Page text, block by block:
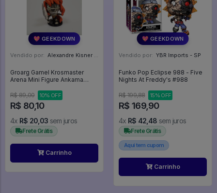
💖 GEEKDOWN
Vendido por: Alexandre Kisner - PR
Groarg Gamel Krosmaster
Arena Mini Figure Ankama
Arena
R$ 89,00 10% OFF
R$ 80,10
4x R$ 20,03 sem juros
Frete Grátis
Carrinho
💖 GEEKDOWN
Vendido por: YBR Imports - SP
Funko Pop Eclipse 988 - Five
Nights At Freddy's #988
R$ 199,88 15% OFF
R$ 169,90
4x R$ 42,48 sem juros
Frete Grátis
Aqui tem cupom
Carrinho